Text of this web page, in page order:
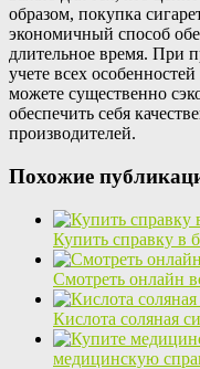
образом, покупка
экономичный способ
длительное время. При
учете всех
можете существенно
обеспечить себя
производителей.
Похожие
Купить справку в
Смотреть онлайн
Кислота соляная
медицинскую